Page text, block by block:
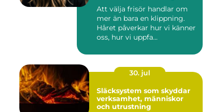
Att välja frisör handlar om
mer än bara en klippning.
Håret påverkar hur vi känner
oss, hur vi uppfa...
30. jul
Släcksystem som skyddar
verksamhet, människor
och utrustning